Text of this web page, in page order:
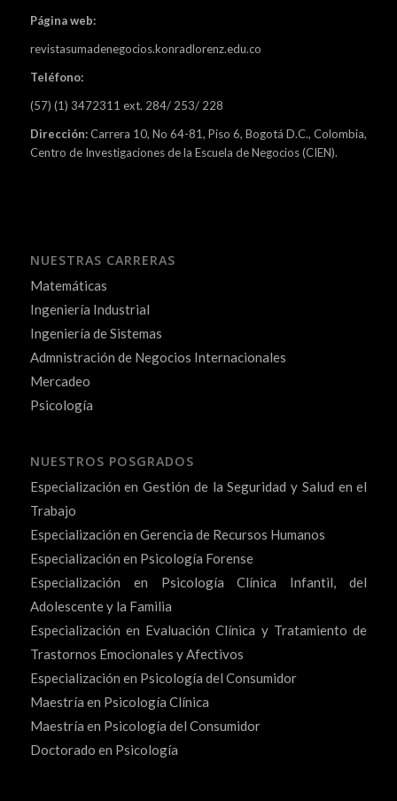
Página web:
revistasumadenegocios.konradlorenz.edu.co
Teléfono:
(57) (1) 3472311 ext. 284/ 253/ 228
Dirección:Carrera 10, No 64-81, Piso 6, Bogotá D.C., Colombia,
Centro de Investigaciones de la Escuela de Negocios (CIEN).
NUESTRAS CARRERAS
Matemáticas
Ingeniería Industrial
Ingeniería de Sistemas
Admnistración de Negocios Internacionales
Mercadeo
Psicología
NUESTROS POSGRADOS
Especialización en Gestión de la Seguridad y Salud en el
Trabajo
Especialización en Gerencia de Recursos Humanos
Especialización en Psicología Forense
Especialización en Psicología Clínica Infantil, del
Adolescente y la Familia
Especialización en Evaluación Clínica y Tratamiento de
Trastornos Emocionales y Afectivos
Especialización en Psicología del Consumidor
Maestría en Psicología Clínica
Maestría en Psicología del Consumidor
Doctorado en Psicología